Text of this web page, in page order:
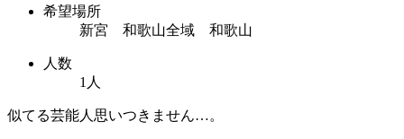
希望場所
新宮 和歌山全域 和歌山
人数
1人
似てる芸能人思いつきません…。